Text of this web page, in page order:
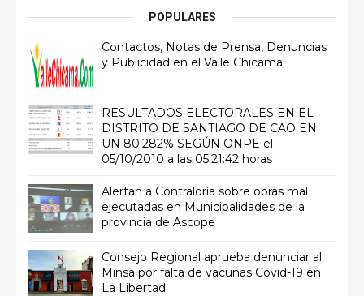
POPULARES
Contactos, Notas de Prensa, Denuncias
y Publicidad en el Valle Chicama
RESULTADOS ELECTORALES EN EL
DISTRITO DE SANTIAGO DE CAO EN
UN 80.282% SEGÚN ONPE el
05/10/2010 a las 05:21:42 horas
Alertan a Contraloría sobre obras mal
ejecutadas en Municipalidades de la
provincia de Ascope
Consejo Regional aprueba denunciar al
Minsa por falta de vacunas Covid-19 en
La Libertad